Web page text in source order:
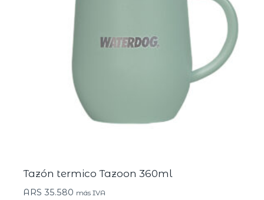
Tazón termico Tazoon 360ml
ARS 35.580 más IVA